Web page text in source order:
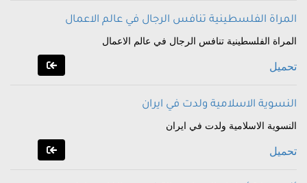
المراة الفلسطينية تنافس الرجال في عالم الاعمال
المراة الفلسطينية تنافس الرجال في عالم الاعمال
تحميل
النسوية الاسلامية ولدت في ايران
النسوية الاسلامية ولدت في ايران
تحميل